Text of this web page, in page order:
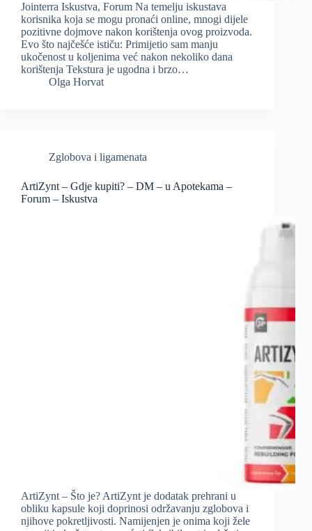
Jointerra Iskustva, Forum Na temelju iskustava
korisnika koja se mogu pronaći online, mnogi dijele
pozitivne dojmove nakon korištenja ovog proizvoda.
Evo što najčešće ističu: Primijetio sam manju
ukočenost u koljenima već nakon nekoliko dana
korištenja Tekstura je ugodna i brzo…
Olga Horvat
Zglobova i ligamenata
ArtiZynt – Gdje kupiti? – DM – u Apotekama –
Forum – Iskustva
ArtiZynt – Što je? ArtiZynt je dodatak prehrani u
obliku kapsule koji doprinosi održavanju zglobova i
njihove pokretljivosti. Namijenjen je onima koji žele